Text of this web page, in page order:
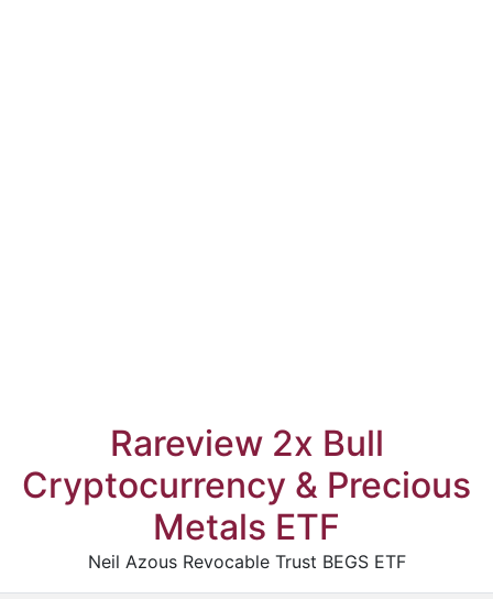
Rareview 2x Bull
Cryptocurrency & Precious
Metals ETF
Neil Azous Revocable Trust BEGS ETF